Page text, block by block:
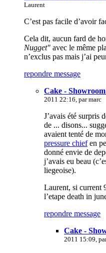
Laurent
C’est pas facile d’avoir
Cela dit, aucun fard de
Nugget" avec le même
n’exclus pas mais j’ai
repondre message
Cake -
2011 22:16, parmarc
J’avais été surpris
de ... disons...
avaient tenté de
pressure chiefen
donné envie de
j’avais eu beau
liegeoise).
Laurent, si current
l’etape death in
repondre message
Cake -
2011 15:09,